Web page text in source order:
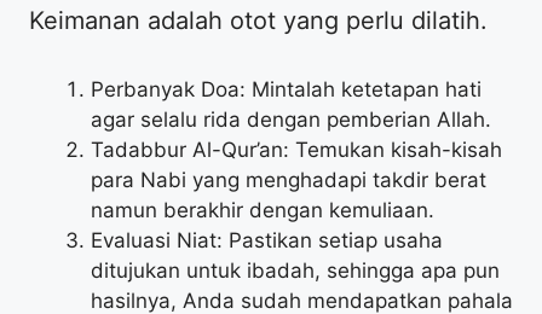
Keimanan adalah otot yang perlu dilatih.
Perbanyak Doa: Mintalah ketetapan hati
agar selalu rida dengan pemberian Allah.
Tadabbur Al-Qur’an: Temukan kisah-kisah
para Nabi yang menghadapi takdir berat
namun berakhir dengan kemuliaan.
Evaluasi Niat: Pastikan setiap usaha
ditujukan untuk ibadah, sehingga apa pun
hasilnya, Anda sudah mendapatkan pahala